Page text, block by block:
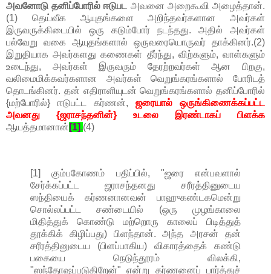
அவனோடு தனிப்போரில் ஈடுபட அவனை அறைகூவி அழைத்தான்.
(1) தெய்வீக ஆயுதங்களை அறிந்தவர்களான அவர்கள்
இருவருக்கிடையில் ஒரு கடும்போர் நடந்தது. அதில் அவர்கள்
பல்வேறு வகை ஆயுதங்களால் ஒருவரையொருவர் தாக்கினர்.(2)
இறுதியாக அவர்களது கணைகள் தீர்ந்து, விற்களும், வாள்களும்
உடைந்து, அவர்கள் இருவரும் தேரற்றவர்கள் ஆன பிறகு,
வலிமைமிக்கவர்களான அவர்கள் வெறுங்கரங்களால் போரிடத்
தொடங்கினர். தன் எதிராளியுடன் வெறுங்கரங்களால் தனிப்போரில்
{மற்போரில்} ஈடுபட்ட கர்ணன், ஜரையால் ஒருங்கிணைக்கப்பட்ட
அவனது {ஜராசந்தனின்} உடலை இரண்டாகப் பிளக்க
ஆயத்தமானான் [1].(4)
[1] கும்பகோணம் பதிப்பில், "ஜரை என்பவளால்
சேர்க்கப்பட்ட ஜராசந்தனது சரீரத்தினுடைய
ஸந்தியைக் கர்ணனானவன் பாஹுகண்டகமென்று
சொல்லப்பட்ட சண்டையில் (ஒரு முழங்காலை
மிதித்துக் கொண்டு மற்றொரு காலைப் பிடித்துத்
தூக்கிக் கிழிப்பது) பிளந்தான். அந்த அரசன் தன்
சரீரத்தினுடைய (பிளப்பாகிய) விகாரத்தைக் கண்டு
பகையை நெடுந்தூரம் விலக்கி,
"ஸந்தோஷப்படுகிறேன்" என்று கர்ணனைப் பார்த்துச்